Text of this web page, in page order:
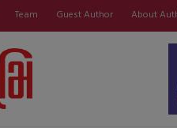
Team Guest Author About